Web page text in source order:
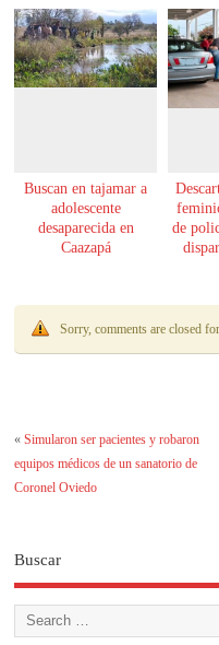
Buscan en tajamar a
adolescente
desaparecida en
Caazapá
de
Sorry, comments are closed
«Simularon ser pacientes y robaron
equipos médicos de un sanatorio de
Coronel Oviedo
Buscar